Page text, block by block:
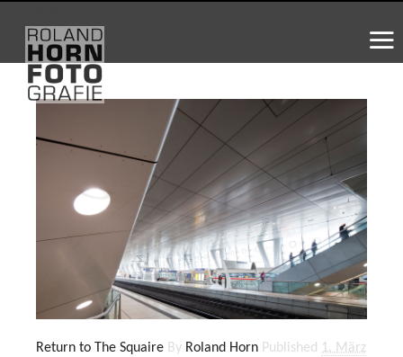
Return to The Squaire By Roland Horn Published 1. März